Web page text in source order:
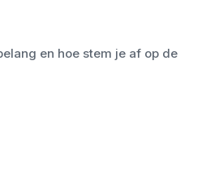
en hoe stem je af op de